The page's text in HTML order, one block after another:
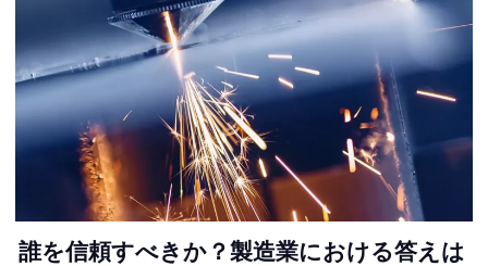
誰を信頼すべきか？製造業における答えは